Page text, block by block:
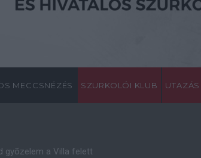
MECCSNÉZÉS SZURKOLÓI KLUB UTAZÁS
gyõzelem a Villa felett